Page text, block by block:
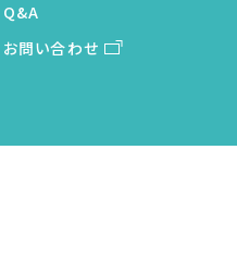
Q&A
お問い合わせ